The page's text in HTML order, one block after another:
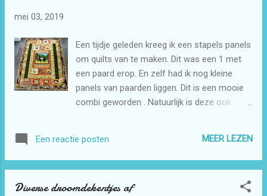
mei 03, 2019
Een tijdje geleden kreeg ik een stapels panels
om quilts van te maken. Dit was een 1 met
een paard erop. En zelf had ik nog kleine
panels van paarden liggen. Dit is een mooie
combi geworden . Natuurlijk is deze ook
Gedeeltelijk heb ik deze quilt ook gequilt met
rulers. Maar helaas is dit niet zo duidelijk te
ander kleur garen gebruiken zodat het wat
Een reactie posten MEER LEZEN
Diverse droomdekentjes af